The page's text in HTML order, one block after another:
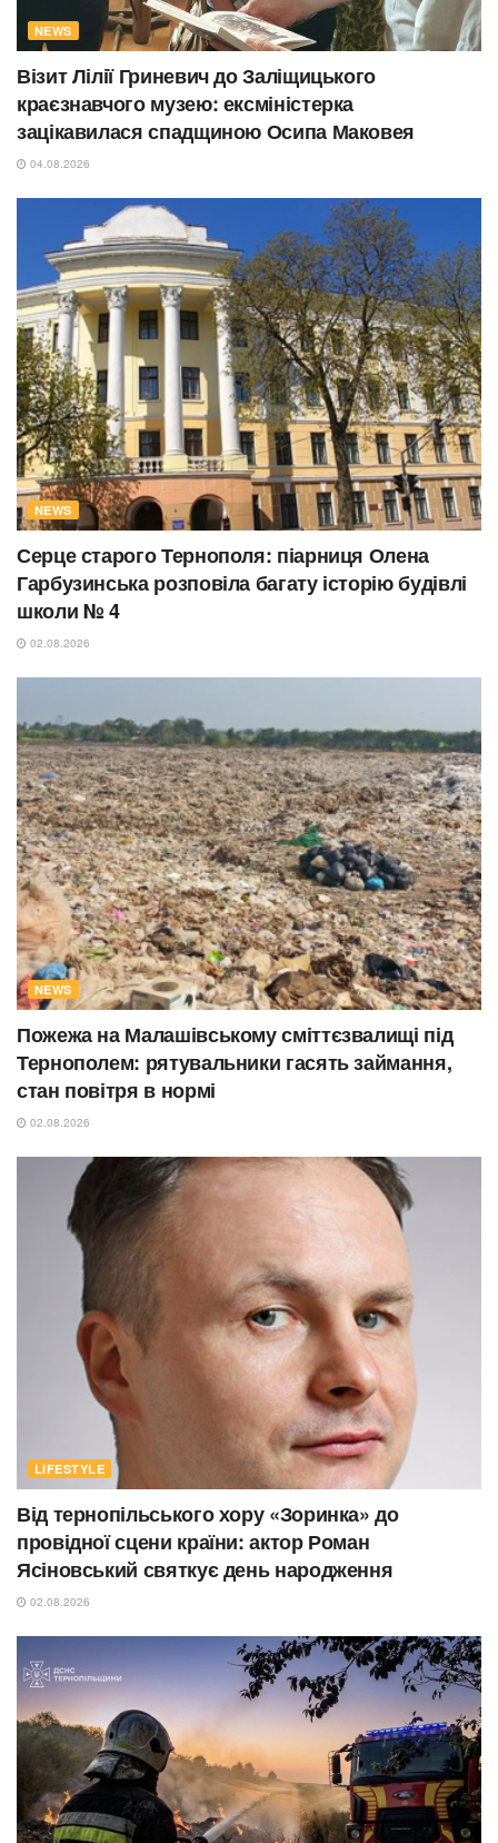
NEWS
Візит Лілії Гриневич до Заліщицького
краєзнавчого музею: ексміністерка
зацікавилася спадщиною Осипа Маковея
04.08.2026
NEWS
Серце старого Тернополя: піарниця Олена
Гарбузинська розповіла багату історію будівлі
школи № 4
02.08.2026
NEWS
Пожежа на Малашівському сміттєзвалищі під
Тернополем: рятувальники гасять займання,
стан повітря в нормі
02.08.2026
LIFESTYLE
Від тернопільського хору «Зоринка» до
провідної сцени країни: актор Роман
Ясіновський святкує день народження
02.08.2026